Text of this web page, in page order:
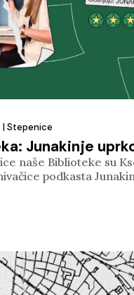
Junakinje
| Stepenice
naše Biblioteke su
podkasta